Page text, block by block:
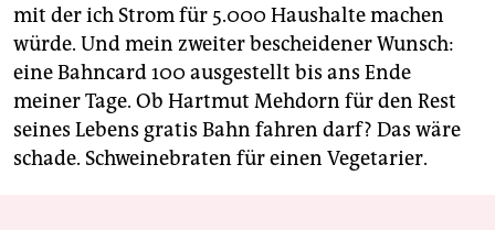
mit der ich Strom für 5.000 Haushalte machen
würde. Und mein zweiter bescheidener Wunsch:
eine Bahncard 100 ausgestellt bis ans Ende
meiner Tage. Ob Hartmut Mehdorn für den Rest
seines Lebens gratis Bahn fahren darf? Das wäre
schade. Schweinebraten für einen Vegetarier.